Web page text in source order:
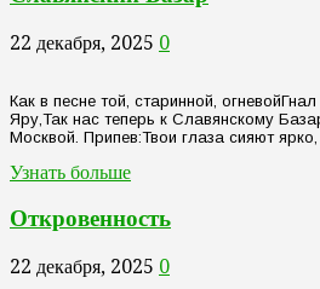
22 декабря, 2025 0
Как в песне той, старинной,
Яру,Так нас теперь к Славянскому
Москвой. Припев:Твои глаза сияют ярко,
Узнать больше
Откровенность
22 декабря, 2025 0